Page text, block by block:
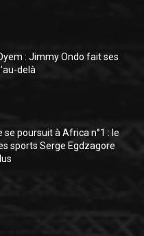
: Jimmy Ondo fait ses
delà
se poursuit à Africa n°1 : le
sports Serge Egdzagore